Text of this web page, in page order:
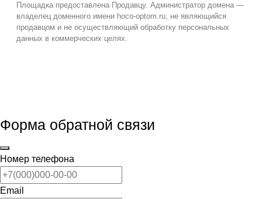
Площадка предоставлена Продавцу. Администратор домена —
владелец доменного имени hoco-optom.ru, не являющийся
продавцом и не осуществляющий обработку персональных
данных в коммерческих целях.
Форма обратной связи
Номер телефона
Email